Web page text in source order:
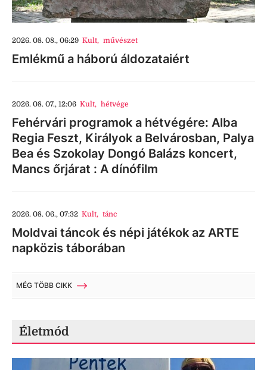
2026. 08. 08., 06:29 Kult, művészet
Emlékmű a háború áldozataiért
2026. 08. 07., 12:06 Kult, hétvége
Fehérvári programok a hétvégére: Alba
Regia Feszt, Királyok a Belvárosban, Palya
Bea és Szokolay Dongó Balázs koncert,
Mancs őrjárat : A dínófilm
2026. 08. 06., 07:32 Kult, tánc
Moldvai táncok és népi játékok az ARTE
napközis táborában
MÉG TÖBB CIKK
Életmód